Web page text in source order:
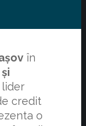
în
lider
credit
o